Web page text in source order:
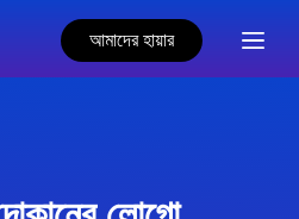
আমাদের হায়ার